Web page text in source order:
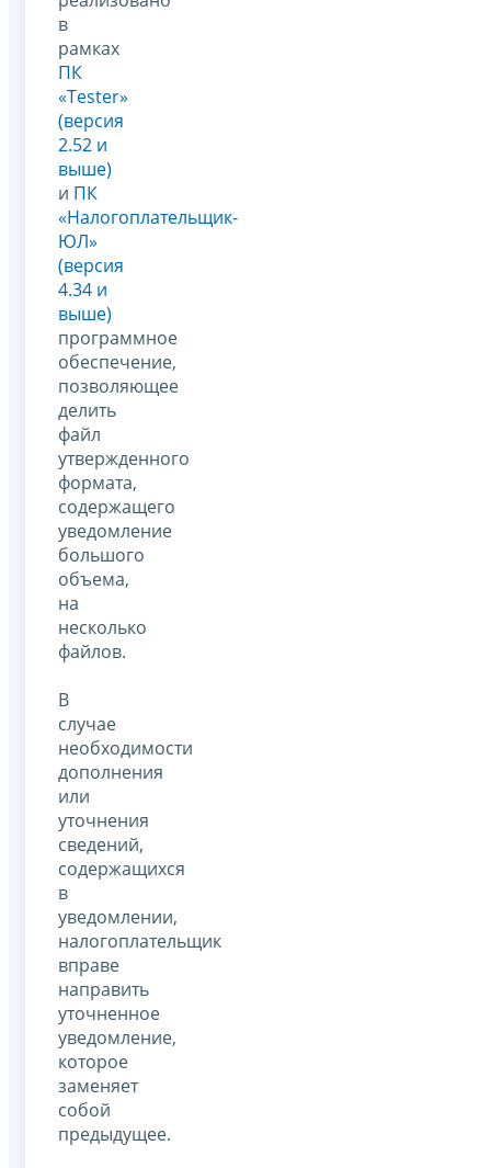
в
рамках
ПК
«Tester»
(версия
2.52 и
выше)
и ПК
«Налогоплательщик-
ЮЛ»
(версия
4.34 и
выше)
программное
обеспечение,
позволяющее
делить
файл
утвержденного
формата,
содержащего
уведомление
большого
объема,
на
несколько
файлов.
В
случае
необходимости
дополнения
или
уточнения
сведений,
содержащихся
в
уведомлении,
налогоплательщик
вправе
направить
уточненное
уведомление,
которое
заменяет
собой
предыдущее.